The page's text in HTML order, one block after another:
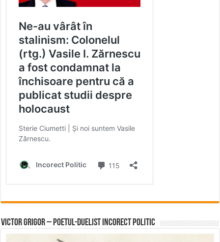
Victor Grigor – Poetul-Duelist Incorect Politic